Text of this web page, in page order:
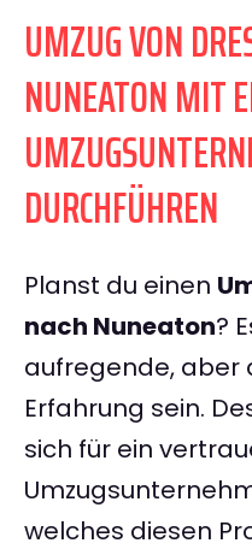
UMZUG VON
NUNEATON MIT
DURCHFÜHREN
Planst du einen
nach Nuneaton?
aufregende, aber
Erfahrung sein.
sich für ein
welches diesen